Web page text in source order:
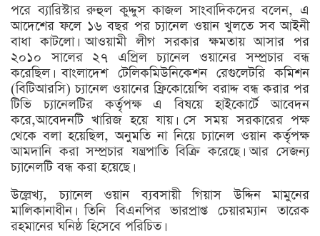
পরে ব্যারিস্টার রুহুল কুদ্দুস কাজল সাংবাদিকদের বলেন, এ
আদেশের ফলে ১৬ বছর পর চ্যানেল ওয়ান খুলতে সব আইনী
বাধা কাটলো। আওয়ামী লীগ সরকার ক্ষমতায় আসার পর
২০১০ সালের ২৭ এপ্রিল চ্যানেল ওয়ানের সম্প্রচার বন্ধ
করেছিল। বাংলাদেশ টেলিকমিউনিকেশন রেগুলেটরি কমিশন
(বিটিআরসি) চ্যানেল ওয়ানের ফ্রিকোয়েন্সি বরাদ্দ বন্ধ করার পর
টিভি চ্যানেলটির কর্তৃপক্ষ এ বিষয়ে হাইকোর্টে আবেদন
করে,আবেদনটি খারিজ হয়ে যায়। সে সময় সরকারের পক্ষ
থেকে বলা হয়েছিল, অনুমতি না নিয়ে চ্যানেল ওয়ান কর্তৃপক্ষ
আমদানি করা সম্প্রচার যন্ত্রপাতি বিক্রি করেছে। আর সেজন্য
চ্যানেলটি বন্ধ করা হয়েছে।
উল্লেখ্য, চ্যানেল ওয়ান ব্যবসায়ী গিয়াস উদ্দিন মামুনের
মালিকানাধীন। তিনি বিএনপির ভারপ্রাপ্ত চেয়ারম্যান তারেক
রহমানের ঘনিষ্ঠ হিসেবে পরিচিত।